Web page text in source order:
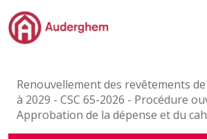
Passer au contenu principal
Événements et vie associative
eGuichet
Renouvellement des revêtements
à 2029 - CSC 65-2026 - Procédure
Approbation de la dépense et du